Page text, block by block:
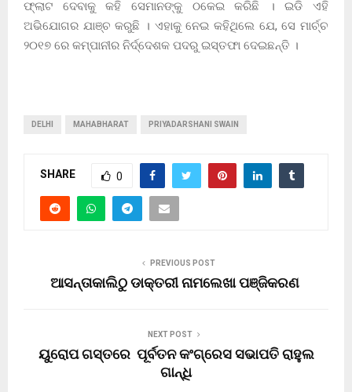
ଫ୍ଲାଟ ଦେବାକୁ କହି ସେମାନଙ୍କୁ ଠକେଇ କରିଛି । ଇଡି ଏହି
ଅଭିଯୋଗର ଯାଞ୍ଚ କରୁଛି । ଏହାକୁ ନେଇ କହିଥିଲେ ଯେ, ସେ ମାର୍ଚ୍ଚ
୨୦୧୭ ରେ କମ୍ପାନୀର ନିର୍ଦ୍ଦେଶକ ପଦରୁ ଇସ୍ତଫା ଦେଇଛନ୍ତି ।
DELHI MAHABHARAT PRIYADARSHANI SWAIN
SHARE 0
PREVIOUS POST
ଆସନ୍ତାକାଲିଠୁ ଡାକ୍ତରୀ ନାମଲେଖା ପଞ୍ଜିକରଣ
NEXT POST
ୟୁରୋପ ଗସ୍ତରେ ପୂର୍ବତନ କଂଗ୍ରେସ ସଭାପତି ରାହୁଲ
ଗାନ୍ଧି